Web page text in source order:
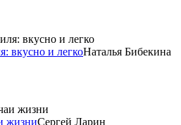
вкусно и легкоНаталья Бибекина
жизниСергей Ларин